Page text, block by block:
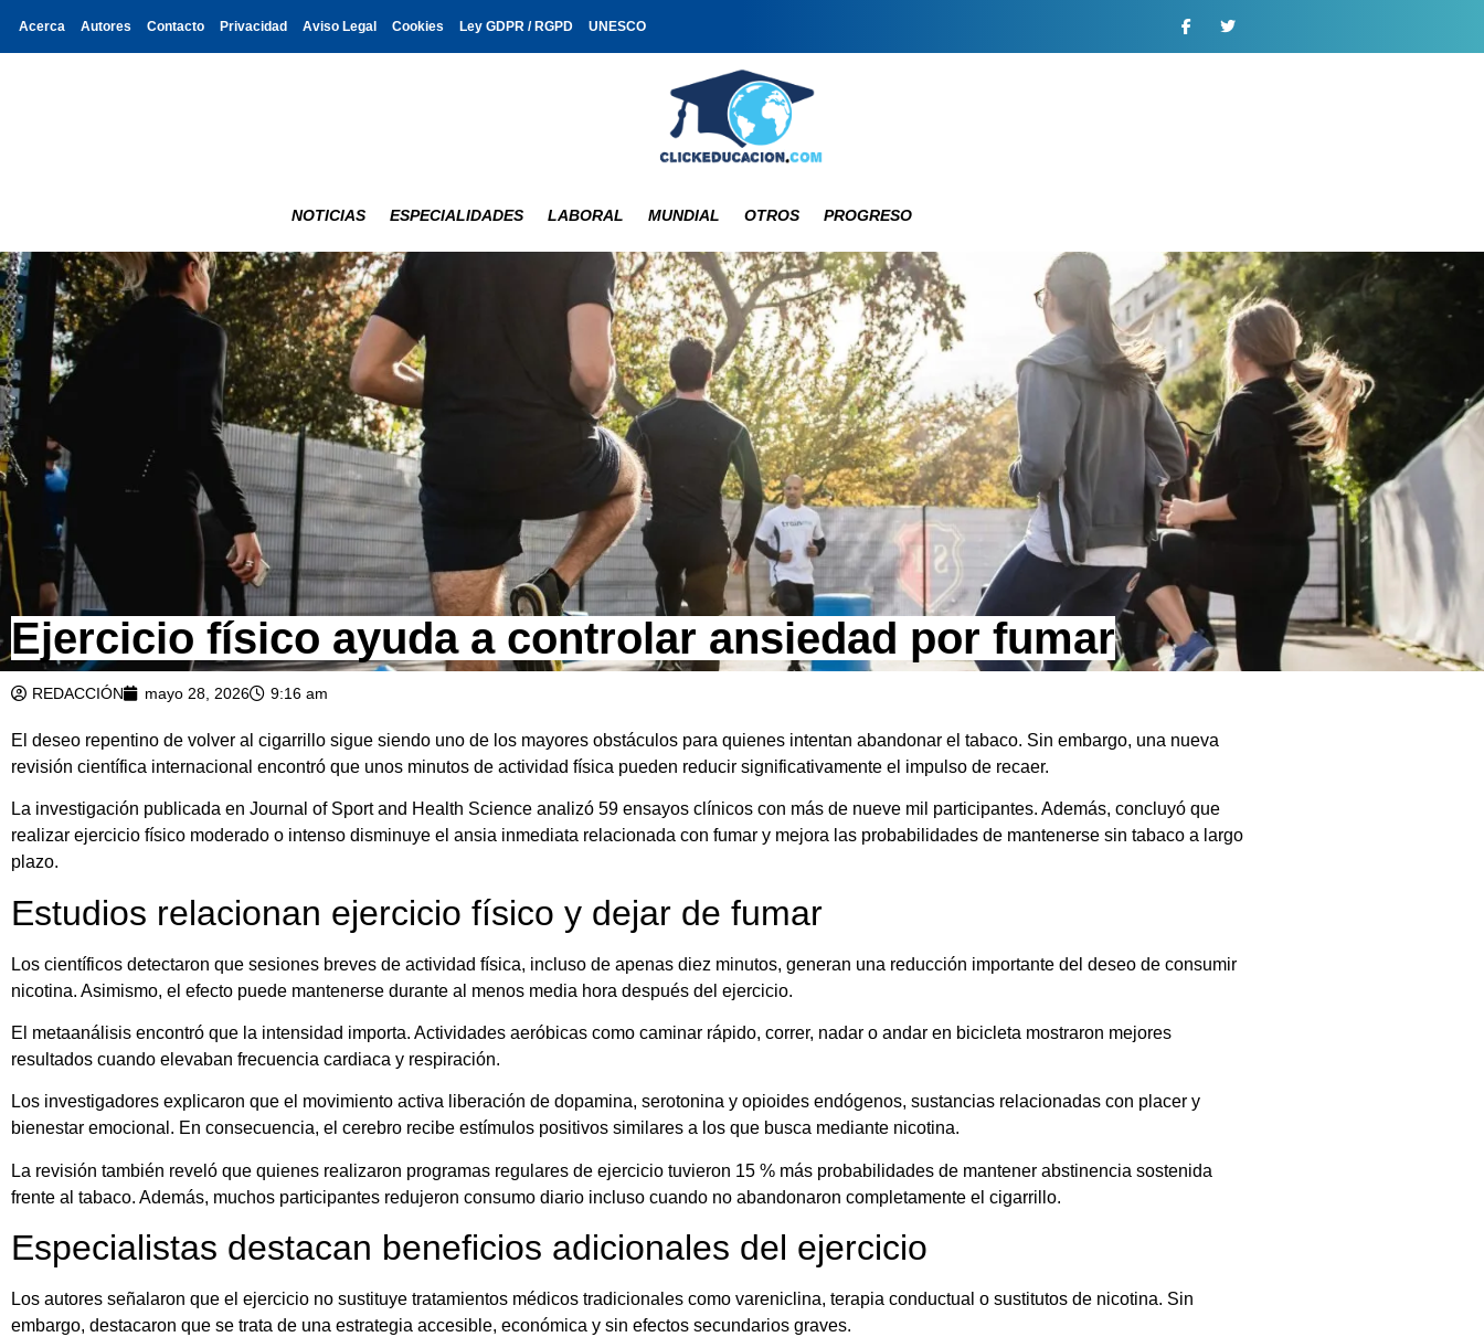
Acerca Autores Contacto Privacidad Aviso Legal Cookies Ley GDPR / RGPD UNESCO
NOTICIAS ESPECIALIDADES LABORAL MUNDIAL OTROS PROGRESO
Ejercicio físico ayuda a controlar ansiedad por fumar
REDACCIÓN mayo 28, 2026 9:16 am
El deseo repentino de volver al cigarrillo sigue siendo uno de los mayores obstáculos para quienes intentan abandonar el tabaco. Sin embargo, una nueva
revisión científica internacional encontró que unos minutos de actividad física pueden reducir significativamente el impulso de recaer.
La investigación publicada en Journal of Sport and Health Science analizó 59 ensayos clínicos con más de nueve mil participantes. Además, concluyó que
realizar ejercicio físico moderado o intenso disminuye el ansia inmediata relacionada con fumar y mejora las probabilidades de mantenerse sin tabaco a largo
plazo.
Estudios relacionan ejercicio físico y dejar de fumar
Los científicos detectaron que sesiones breves de actividad física, incluso de apenas diez minutos, generan una reducción importante del deseo de consumir
nicotina. Asimismo, el efecto puede mantenerse durante al menos media hora después del ejercicio.
El metaanálisis encontró que la intensidad importa. Actividades aeróbicas como caminar rápido, correr, nadar o andar en bicicleta mostraron mejores
resultados cuando elevaban frecuencia cardiaca y respiración.
Los investigadores explicaron que el movimiento activa liberación de dopamina, serotonina y opioides endógenos, sustancias relacionadas con placer y
bienestar emocional. En consecuencia, el cerebro recibe estímulos positivos similares a los que busca mediante nicotina.
La revisión también reveló que quienes realizaron programas regulares de ejercicio tuvieron 15 % más probabilidades de mantener abstinencia sostenida
frente al tabaco. Además, muchos participantes redujeron consumo diario incluso cuando no abandonaron completamente el cigarrillo.
Especialistas destacan beneficios adicionales del ejercicio
Los autores señalaron que el ejercicio no sustituye tratamientos médicos tradicionales como vareniclina, terapia conductual o sustitutos de nicotina. Sin
embargo, destacaron que se trata de una estrategia accesible, económica y sin efectos secundarios graves.